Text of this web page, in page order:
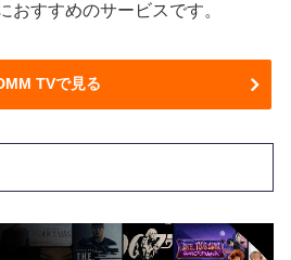
おすすめのサービスです。
TVで見る